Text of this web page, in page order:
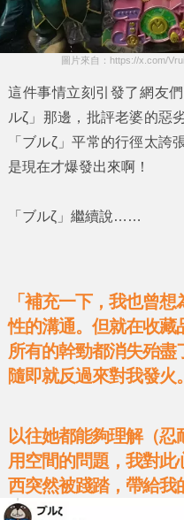
圖片來自：https://x.com/
這件事情立刻引發了網友
ルζ」 那邊，批評老婆的惡
「ブルζ」平常的行徑太誇
是現在才爆發出來啊！
「ブルζ」 繼續說……
「補充一下，我也曾
性的溝通。但就在收藏
所有的幹勁都消失殆盡
隨即就反過來對我發火。
以往她都能夠理解（忍
用空間的問題，我對此
西突然被踐踏，帶給我